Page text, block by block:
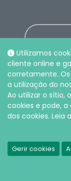
Utilizamos
cliente online e
corretamente.
a utilização do
Ao utilizar o sítio,
cookies e pode,
dos cookies. Leia
Gerir cookies
© Intersurgical LDA,